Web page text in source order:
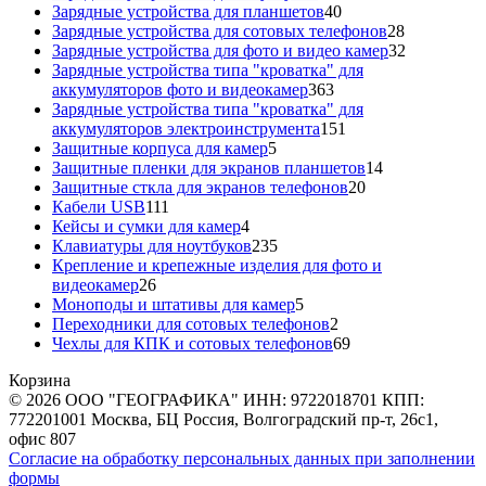
Зарядные устройства для планшетов4040
товаров
Зарядные устройства для сотовых телефонов2828
товаров
Зарядные устройства для фото и видео камер32
Зарядные устройства типа "кроватка" для
аккумуляторов фото и видеокамер363363
товара
Зарядные устройства типа "кроватка" для
аккумуляторов электроинструмента151
Защитные корпуса для камер55
товаров
Защитные пленки для экранов планшетов1414
Защитные сткла для экранов телефонов2020
Кабели USB111
товаров
Кейсы и сумки для камер44
товара
Клавиатуры для ноутбуков235235
товаров
Крепление и крепежные изделия для фото и
видеокамер2626
товаров
Моноподы и штативы для камер55
товаров
Переходники для сотовых телефонов2
товара
Чехлы для КПК и сотовых телефонов6969
Корзина
© 2026 ООО "ГЕОГРАФИКА" ИНН: 9722018701 КПП:
772201001 Москва, БЦ Россия, Волгоградский пр-т, 26с1,
офис 807
Согласие на обработку персональных данных при заполнении
формы